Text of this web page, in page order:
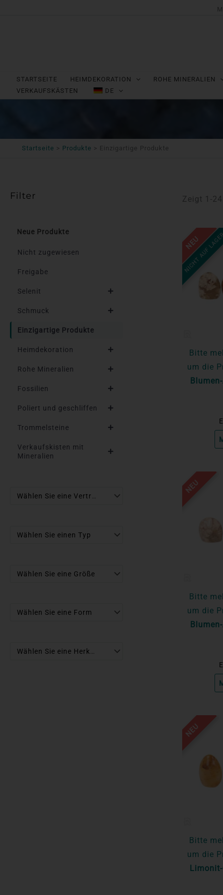
STARTSEITE HEIMDEKORATION ROHE MINERALIEN
VERKAUFSKÄSTEN
DE
Startseite Produkte Einzigartige Produkte
Filter
Neue Produkte
Nicht zugewiesen
Freigabe
Selenit
Schmuck
Einzigartige Produkte
Heimdekoration
Rohe Mineralien
Fossilien
Poliert und geschliffen
Trommelsteine
Verkaufskisten mit
Mineralien
Wählen Sie eine Vertriebseinheit
Wählen Sie einen Typ
Wählen Sie eine Größe
Wählen Sie eine Form
Zeigt 1-
NICHT AUF
NEU
Bitte
um die
NEU
Bitte
um die
NEU
Bitte
um die